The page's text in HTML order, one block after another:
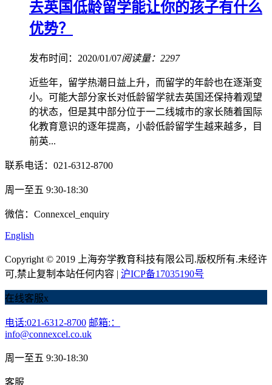
去英国低龄留学能让你的孩子有什么
优势？
发布时间：2020/01/07阅读量：2297
近些年，留学热潮日益上升，而留学的年龄也在逐渐变
小。可能大部分家长对低龄留学就去英国还保持着观望
的状态，但是其中部分位于一二线城市的家长随着国际
化教育意识的逐年提高，小龄低龄留学生越来越多，目
前英...
联系电话：021-6312-8700
周一至五 9:30-18:30
微信：Connexcel_enquiry
English
Copyright © 2019 上海夯学教育科技有限公司.版权所有.未经许
可,禁止复制本站任何内容 | 沪ICP备17035190号
在线客服x
电话:021-6312-8700 邮箱:：
info@connexcel.co.uk
周一至五 9:30-18:30
客服